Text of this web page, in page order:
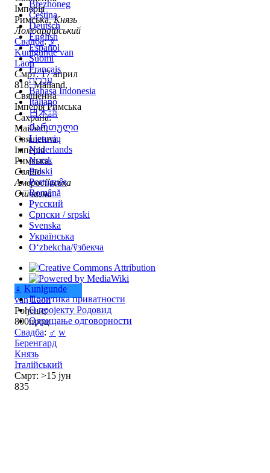
Імперія
Римська,Князь
Ломбардійський
Свадба:♀
Kunigunde van
Laon
Смрт: 17 април
818, Mailand,
Священна
Імперія Римська
Сахрана:
Mailand,
Священна
Імперія
Римська,
Свято-
Амвросіївська
Отчизна
♀ Kunigunde
van Laon
Рођење:
800проц
Свадба: ♂ w
Беренгард
Князь
Італійський
Смрт: >15 јун
835
Brezhoneg
Čeština
Deutsch
English
Español
Suomi
Français
עברית
Bahasa Indonesia
Italiano
日本語
Ქართული
Lietuvių
Nederlands
Norsk
Polski
Português
Română
Русский
Српски / srpski
Svenska
Українська
Oʻzbekcha/ўзбекча
Политика приватности
О пројекту Родовид
Одрицање одговорности